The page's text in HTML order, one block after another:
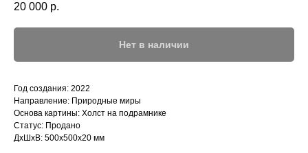
20 000 р.
Нет в наличии
Год создания: 2022
Направление: Природные миры
Основа картины: Холст на подрамнике
Статус: Продано
ДxШxВ: 500x500x20 мм